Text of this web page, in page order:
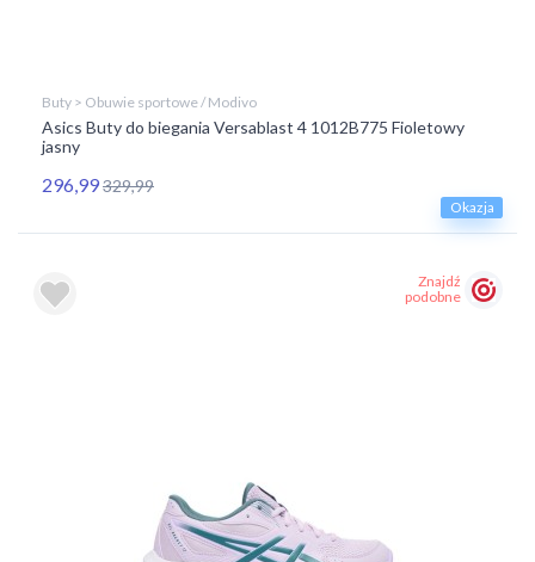
Okazja
Buty > Obuwie sportowe / Modivo
Asics Buty do biegania Versablast 4 1012B775 Fioletowy
jasny
296,99329,99
Znajdź
podobne